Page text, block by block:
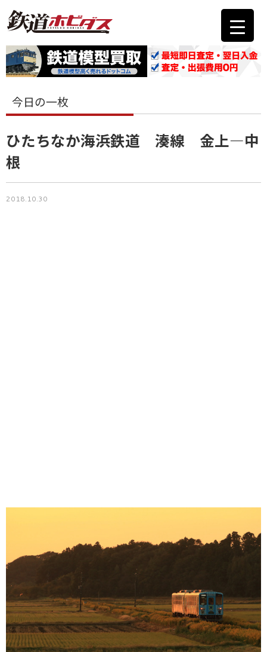
今日の一枚
ひたちなか海浜鉄道 湊線 金上―中
根
2018.10.30